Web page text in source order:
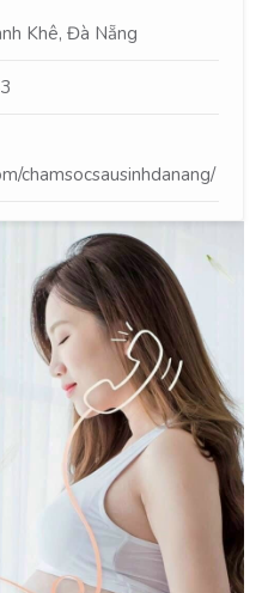
Khê, Đà Nẵng
chamsocsausinhdanang/